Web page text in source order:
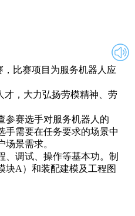
比赛项目为服务机器人应
，大力弘扬劳模精神、劳
赛选手对服务机器人的
手需要在任务要求的场景中
景需求。
调试、操作等基本功。制
块A）和装配建模及工程图